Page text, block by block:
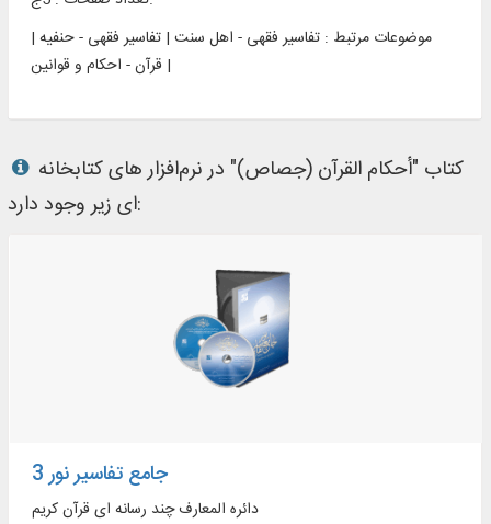
موضوعات مرتبط : تفاسیر فقهی - اهل سنت | تفاسیر فقهی - حنفیه |
قرآن - احکام و قوانین |
ای زیر وجود دارد:
جامع تفاسیر نور 3
دائره المعارف چند رسانه ای قرآن کریم